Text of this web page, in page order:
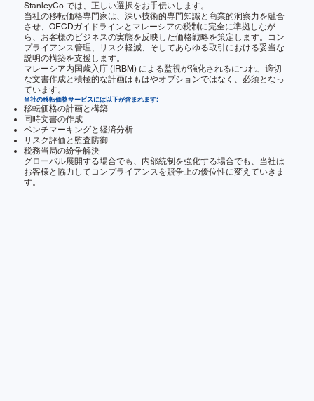
StanleyCo では、正しい選択をお手伝いします。
当社の移転価格専門家は、深い技術的専門知識と商業的洞察力を融合
させ、OECDガイドラインとマレーシアの税制に完全に準拠しなが
ら、お客様のビジネスの実態を反映した価格戦略を策定します。コン
プライアンス管理、リスク軽減、そしてあらゆる取引における妥当な
説明の構築を支援します。
マレーシア内国歳入庁 (IRBM) による監視が強化されるにつれ、適切
な文書作成と積極的な計画はもはやオプションではなく、必須となっ
ています。
当社の移転価格サービスには以下が含まれます:
移転価格の計画と構築
同時文書の作成
ベンチマーキングと経済分析
リスク評価と監査防御
税務当局の紛争解決
グローバル展開する場合でも、内部統制を強化する場合でも、当社は
お客様と協力してコンプライアンスを競争上の優位性に変えていきま
す。